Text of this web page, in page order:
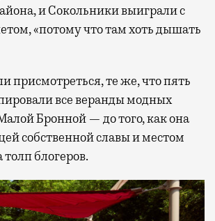
и Сокольники выиграли с
«потому что там хоть дышать
присмотреться, те же, что пять
все веранды модных
Бронной — до того, как она
собственной славы и местом
блогеров.